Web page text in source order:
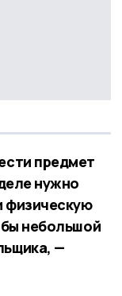
предмет
нужно
физическую
небольшой
—